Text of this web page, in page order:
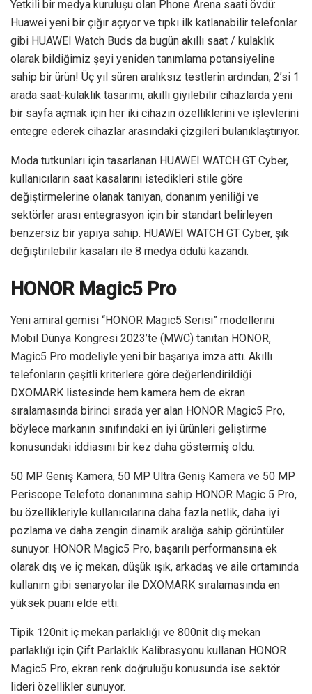
Yetkili bir medya kuruluşu olan Phone Arena saati övdü:
Huawei yeni bir çığır açıyor ve tıpkı ilk katlanabilir telefonlar
gibi HUAWEI Watch Buds da bugün akıllı saat / kulaklık
olarak bildiğimiz şeyi yeniden tanımlama potansiyeline
sahip bir ürün! Üç yıl süren aralıksız testlerin ardından, 2’si 1
arada saat-kulaklık tasarımı, akıllı giyilebilir cihazlarda yeni
bir sayfa açmak için her iki cihazın özelliklerini ve işlevlerini
entegre ederek cihazlar arasındaki çizgileri bulanıklaştırıyor.
Moda tutkunları için tasarlanan HUAWEI WATCH GT Cyber,
kullanıcıların saat kasalarını istedikleri stile göre
değiştirmelerine olanak tanıyan, donanım yeniliği ve
sektörler arası entegrasyon için bir standart belirleyen
benzersiz bir yapıya sahip. HUAWEI WATCH GT Cyber, şık
değiştirilebilir kasaları ile 8 medya ödülü kazandı.
HONOR Magic5 Pro
Yeni amiral gemisi “HONOR Magic5 Serisi” modellerini
Mobil Dünya Kongresi 2023’te (MWC) tanıtan HONOR,
Magic5 Pro modeliyle yeni bir başarıya imza attı. Akıllı
telefonların çeşitli kriterlere göre değerlendirildiği
DXOMARK listesinde hem kamera hem de ekran
sıralamasında birinci sırada yer alan HONOR Magic5 Pro,
böylece markanın sınıfındaki en iyi ürünleri geliştirme
konusundaki iddiasını bir kez daha göstermiş oldu.
50 MP Geniş Kamera, 50 MP Ultra Geniş Kamera ve 50 MP
Periscope Telefoto donanımına sahip HONOR Magic 5 Pro,
bu özellikleriyle kullanıcılarına daha fazla netlik, daha iyi
pozlama ve daha zengin dinamik aralığa sahip görüntüler
sunuyor. HONOR Magic5 Pro, başarılı performansına ek
olarak dış ve iç mekan, düşük ışık, arkadaş ve aile ortamında
kullanım gibi senaryolar ile DXOMARK sıralamasında en
yüksek puanı elde etti.
Tipik 120nit iç mekan parlaklığı ve 800nit dış mekan
parlaklığı için Çift Parlaklık Kalibrasyonu kullanan HONOR
Magic5 Pro, ekran renk doğruluğu konusunda ise sektör
lideri özellikler sunuyor.